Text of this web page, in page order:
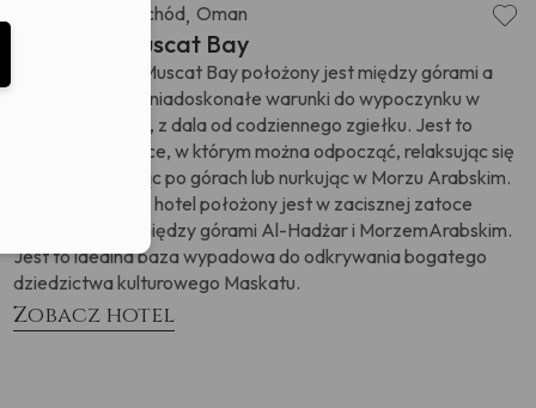
Dubaj i Bliski Wschód, Oman
Jumeirah Muscat Bay
Hotel Jumeirah Muscat Bay położony jest między górami a
morzem i zapewniadoskonałe warunki do wypoczynku w
zacisznej okolicy, z dala od codziennego zgiełku. Jest to
wspaniałe miejsce, w którym można odpocząć, relaksując się
naplaży, wędrując po górach lub nurkując w Morzu Arabskim.
Ten ekskluzywny hotel położony jest w zacisznej zatoce
Bandar Jissah, między górami Al-Hadżar i MorzemArabskim.
Jest to idealna baza wypadowa do odkrywania bogatego
dziedzictwa kulturowego Maskatu.
Zobacz hotel
w formacie E164